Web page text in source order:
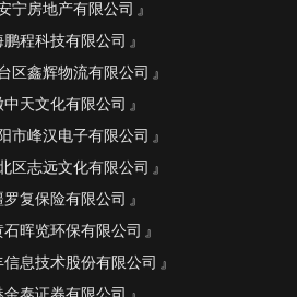
宁房地产有限公司
鹏程科技有限公司
区鑫辉物流有限公司
中天文化有限公司
市峰汉电子有限公司
区志远文化有限公司
罗复保险有限公司
晖览环保有限公司
信息技术股份有限公司